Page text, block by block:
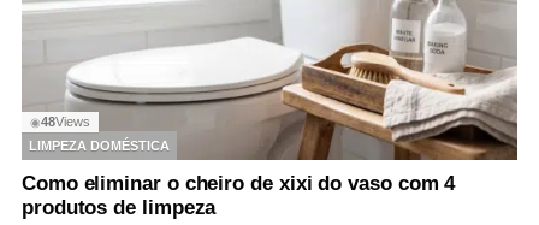
◉48Views
LIMPEZA DOMÉSTICA
Como eliminar o cheiro de xixi do vaso com 4
produtos de limpeza